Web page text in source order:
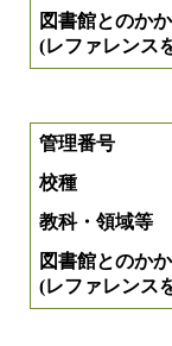
図書館とのか
(レファレンス
管理番号
校種
教科・領域等
図書館とのか
(レファレンス